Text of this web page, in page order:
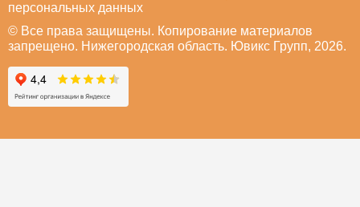
персональных данных
© Все права защищены. Копирование материалов
запрещено. Нижегородская область. Ювикс Групп, 2026.